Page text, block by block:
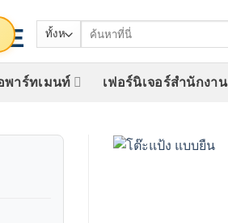
ค้นหา:
พาร์ทเมนท์ เฟอร์นิเจอร์สำนักงาน